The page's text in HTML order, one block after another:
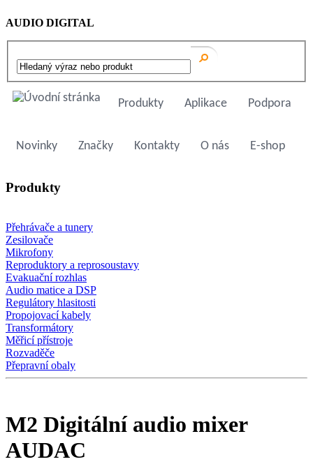
AUDIO DIGITAL
Produkty Aplikace Podpora
Novinky Značky Kontakty O nás E-shop
Produkty
Přehrávače a tunery
Zesilovače
Mikrofony
Reproduktory a reprosoustavy
Evakuační rozhlas
Audio matice a DSP
Regulátory hlasitosti
Propojovací kabely
Transformátory
Měřicí přístroje
Rozvaděče
Přepravní obaly
M2 Digitální audio mixer
AUDAC